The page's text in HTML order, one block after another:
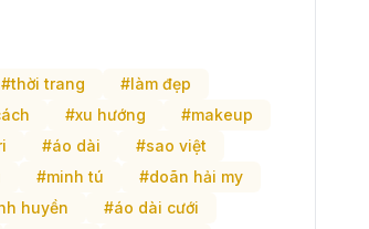
#thời trang
#làm đẹp
#xu hướng
#makeup
#áo dài
#sao việt
#minh tú
#doãn hải my
huyền
#áo dài cưới